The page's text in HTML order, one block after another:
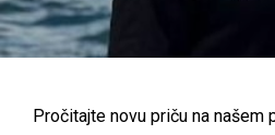
Pročitajte novu priču na našem